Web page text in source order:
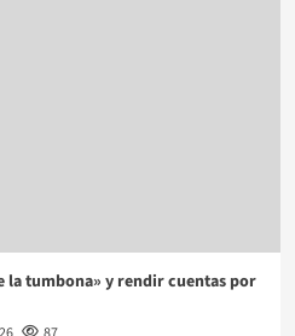
la tumbona» y rendir cuentas por